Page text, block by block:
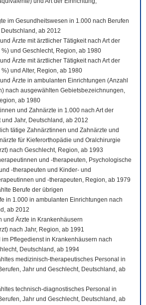
im Gesundheitswesen in 1.000 nach Berufen
ab 2012
Ärzte mit ärztlicher Tätigkeit nach Art der
und Geschlecht, Region, ab 1980
Ärzte mit ärztlicher Tätigkeit nach Art der
und Alter, Region, ab 1980
Ärzte in ambulanten Einrichtungen (Anzahl
nach ausgewählten Gebietsbezeichnungen,
ab 1980
und Zahnärzte in 1.000 nach Art der
Jahr, Deutschland, ab 2012
tätige Zahnärztinnen und Zahnärzte und
für Kieferorthopädie und Oralchirurgie
nach Geschlecht, Region, ab 1993
und -therapeuten, Psychologische
-therapeuten und Kinder- und
und -therapeuten, Region, ab 1979
Berufe der übrigen
in 1.000 in ambulanten Einrichtungen nach
ab 2012
und Ärzte in Krankenhäusern
nach Jahr, Region, ab 1991
im Pflegedienst in Krankenhäusern nach
Deutschland, ab 1994
medizinisch-therapeutisches Personal in
Jahr und Geschlecht, Deutschland, ab
technisch-diagnostisches Personal in
Jahr und Geschlecht, Deutschland, ab